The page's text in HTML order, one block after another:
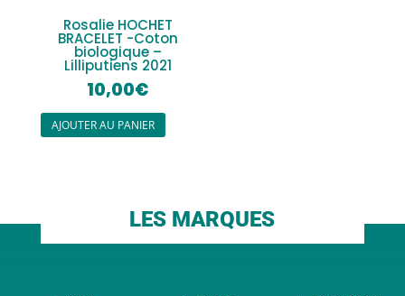
Rosalie HOCHET
BRACELET -Coton
biologique –
Lilliputiens 2021
10,00€
AJOUTER AU PANIER
LES MARQUES